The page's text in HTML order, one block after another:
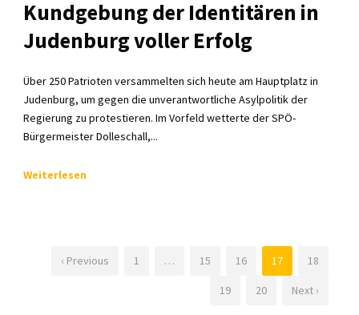
Kundgebung der Identitären in
Judenburg voller Erfolg
Über 250 Patrioten versammelten sich heute am Hauptplatz in
Judenburg, um gegen die unverantwortliche Asylpolitik der
Regierung zu protestieren. Im Vorfeld wetterte der SPÖ-
Bürgermeister Dolleschall,...
Weiterlesen
‹ Previous 1 … 15 16 17 18
19 20 Next ›